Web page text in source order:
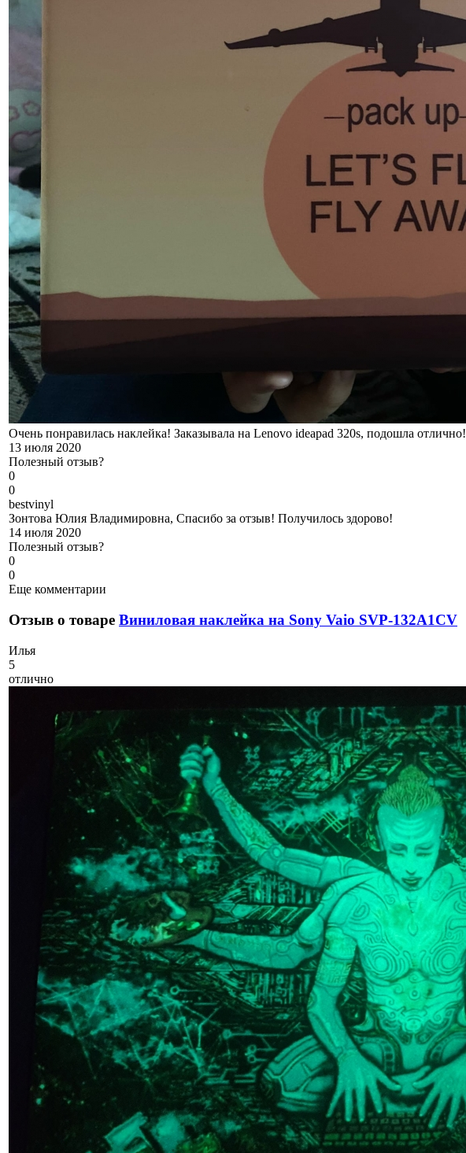
Очень понравилась наклейка! Заказывала на Lenovo ideapad 320s, подошла отлично!
13 июля 2020
Полезный отзыв?
0
0
bestvinyl
Зонтова Юлия Владимировна, Спасибо за отзыв! Получилось здорово!
14 июля 2020
Полезный отзыв?
0
0
Еще комментарии
Отзыв о товаре Виниловая наклейка на Sony Vaio SVP-132A1CV
Илья
5
отлично